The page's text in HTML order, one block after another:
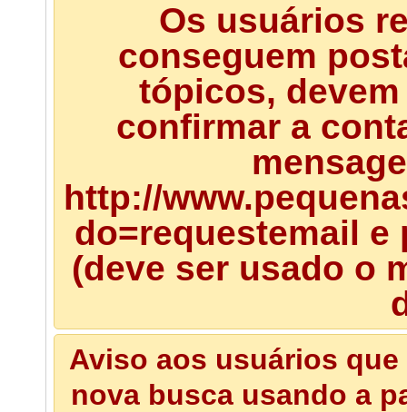
Os usuários
conseguem
tópicos,
confirmar a
http://
do=requestemail
(deve ser usado o
Aviso aos usuários
nova busca usando a